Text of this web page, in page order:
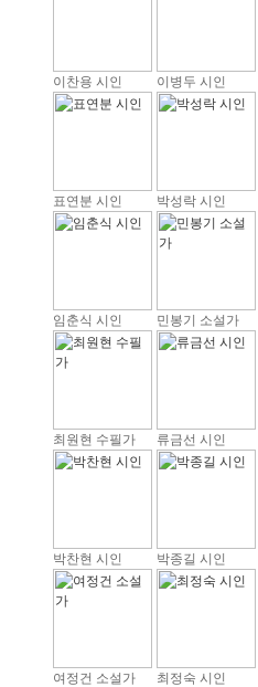
이찬용 시인 이병두 시인
표연분 시인 박성락 시인
임춘식 시인 민봉기 소설가
최원현 수필가 류금선 시인
박찬현 시인 박종길 시인
여정건 소설가 최정숙 시인